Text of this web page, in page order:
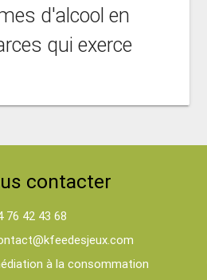
d'alcool en
qui exerce
contacter
76 42 43 68
à la consommation